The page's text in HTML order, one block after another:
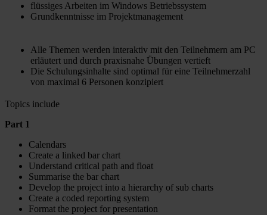
flüssiges Arbeiten im Windows Betriebssystem
Grundkenntnisse im Projektmanagement
Alle Themen werden interaktiv mit den Teilnehmern am PC
erläutert und durch praxisnahe Übungen vertieft
Die Schulungsinhalte sind optimal für eine Teilnehmerzahl
von maximal 6 Personen konzipiert
Topics include
Part 1
Calendars
Create a linked bar chart
Understand critical path and float
Summarise the bar chart
Develop the project into a hierarchy of sub charts
Create a coded reporting system
Format the project for presentation